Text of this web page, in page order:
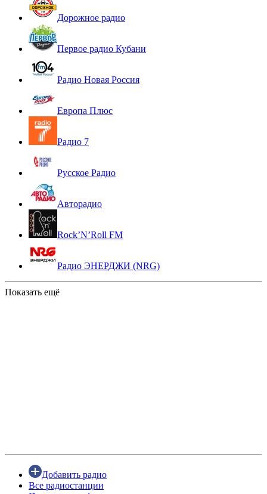
Дорожное радио
Первое радио Кубани
Радио Новая Россия
Европа Плюс
Радио 7
Русское Радио
Авторадио
Rock’N’Roll FM
Радио ЭНЕРДЖИ (NRG)
Показать ещё
Добавить радио
Все радиостанции